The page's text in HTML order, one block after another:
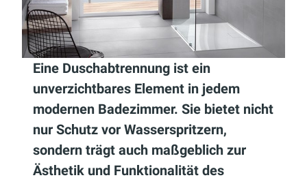
Eine Duschabtrennung ist ein
unverzichtbares Element in jedem
modernen Badezimmer. Sie bietet nicht
nur Schutz vor Wasserspritzern,
sondern trägt auch maßgeblich zur
Ästhetik und Funktionalität des